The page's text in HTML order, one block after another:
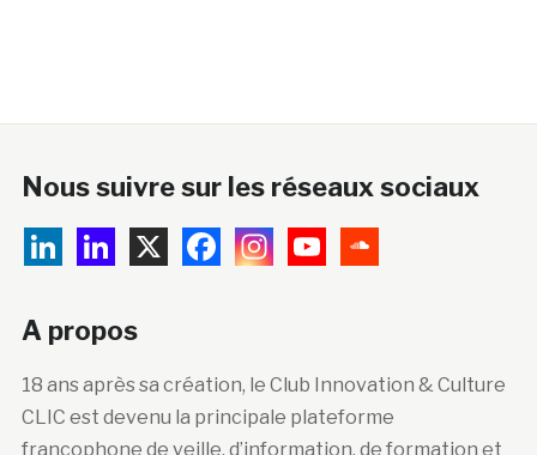
Nous suivre sur les réseaux sociaux
A propos
18 ans après sa création, le Club Innovation & Culture
CLIC est devenu la principale plateforme
francophone de veille, d’information, de formation et